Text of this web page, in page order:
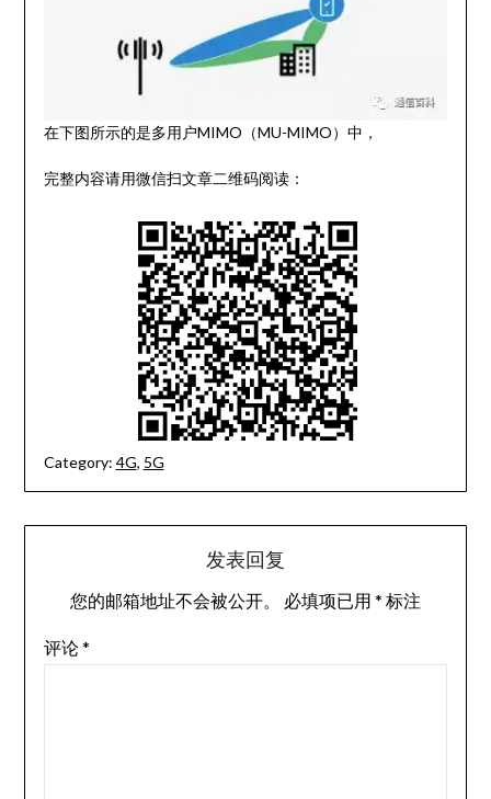
在下图所示的是多用户MIMO（MU-MIMO）中，
完整内容请用微信扫文章二维码阅读：
Category: 4G, 5G
发表回复
您的邮箱地址不会被公开。 必填项已用 * 标注
评论*